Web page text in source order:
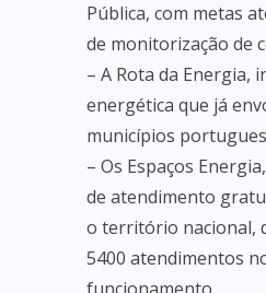
Pública, com metas
de monitorização de
– A Rota da Energia,
energética que já
municípios
– Os Espaços
de atendimento
o território nacional,
5400 atendimentos